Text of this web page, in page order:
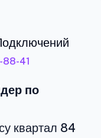
88-41
по
квартал 84